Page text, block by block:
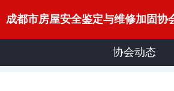
成都市房屋安全鉴定与维修加固协
协会动态